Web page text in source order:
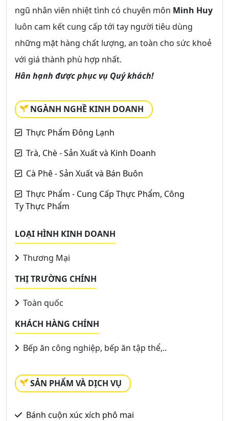
ngũ nhân viên nhiệt tình có chuyên môn Minh Huy
luôn cam kết cung cấp tới tay người tiêu dùng
những mặt hàng chất lượng, an toàn cho sức khoẻ
với giá thành phù hợp nhất.
Hân hạnh được phục vụ Quý khách!
NGÀNH NGHỀ KINH DOANH
Thực Phẩm Đông Lạnh
Trà, Chè - Sản Xuất và Kinh Doanh
Cà Phê - Sản Xuất và Bán Buôn
Thực Phẩm - Cung Cấp Thực Phẩm, Công
Ty Thực Phẩm
LOẠI HÌNH KINH DOANH
Thương Mại
THỊ TRƯỜNG CHÍNH
Toàn quốc
KHÁCH HÀNG CHÍNH
Bếp ăn công nghiệp, bếp ăn tập thể,..
SẢN PHẨM VÀ DỊCH VỤ
Bánh cuộn xúc xích phô mai